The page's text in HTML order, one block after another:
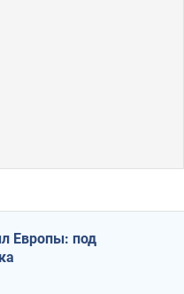
Европы: под